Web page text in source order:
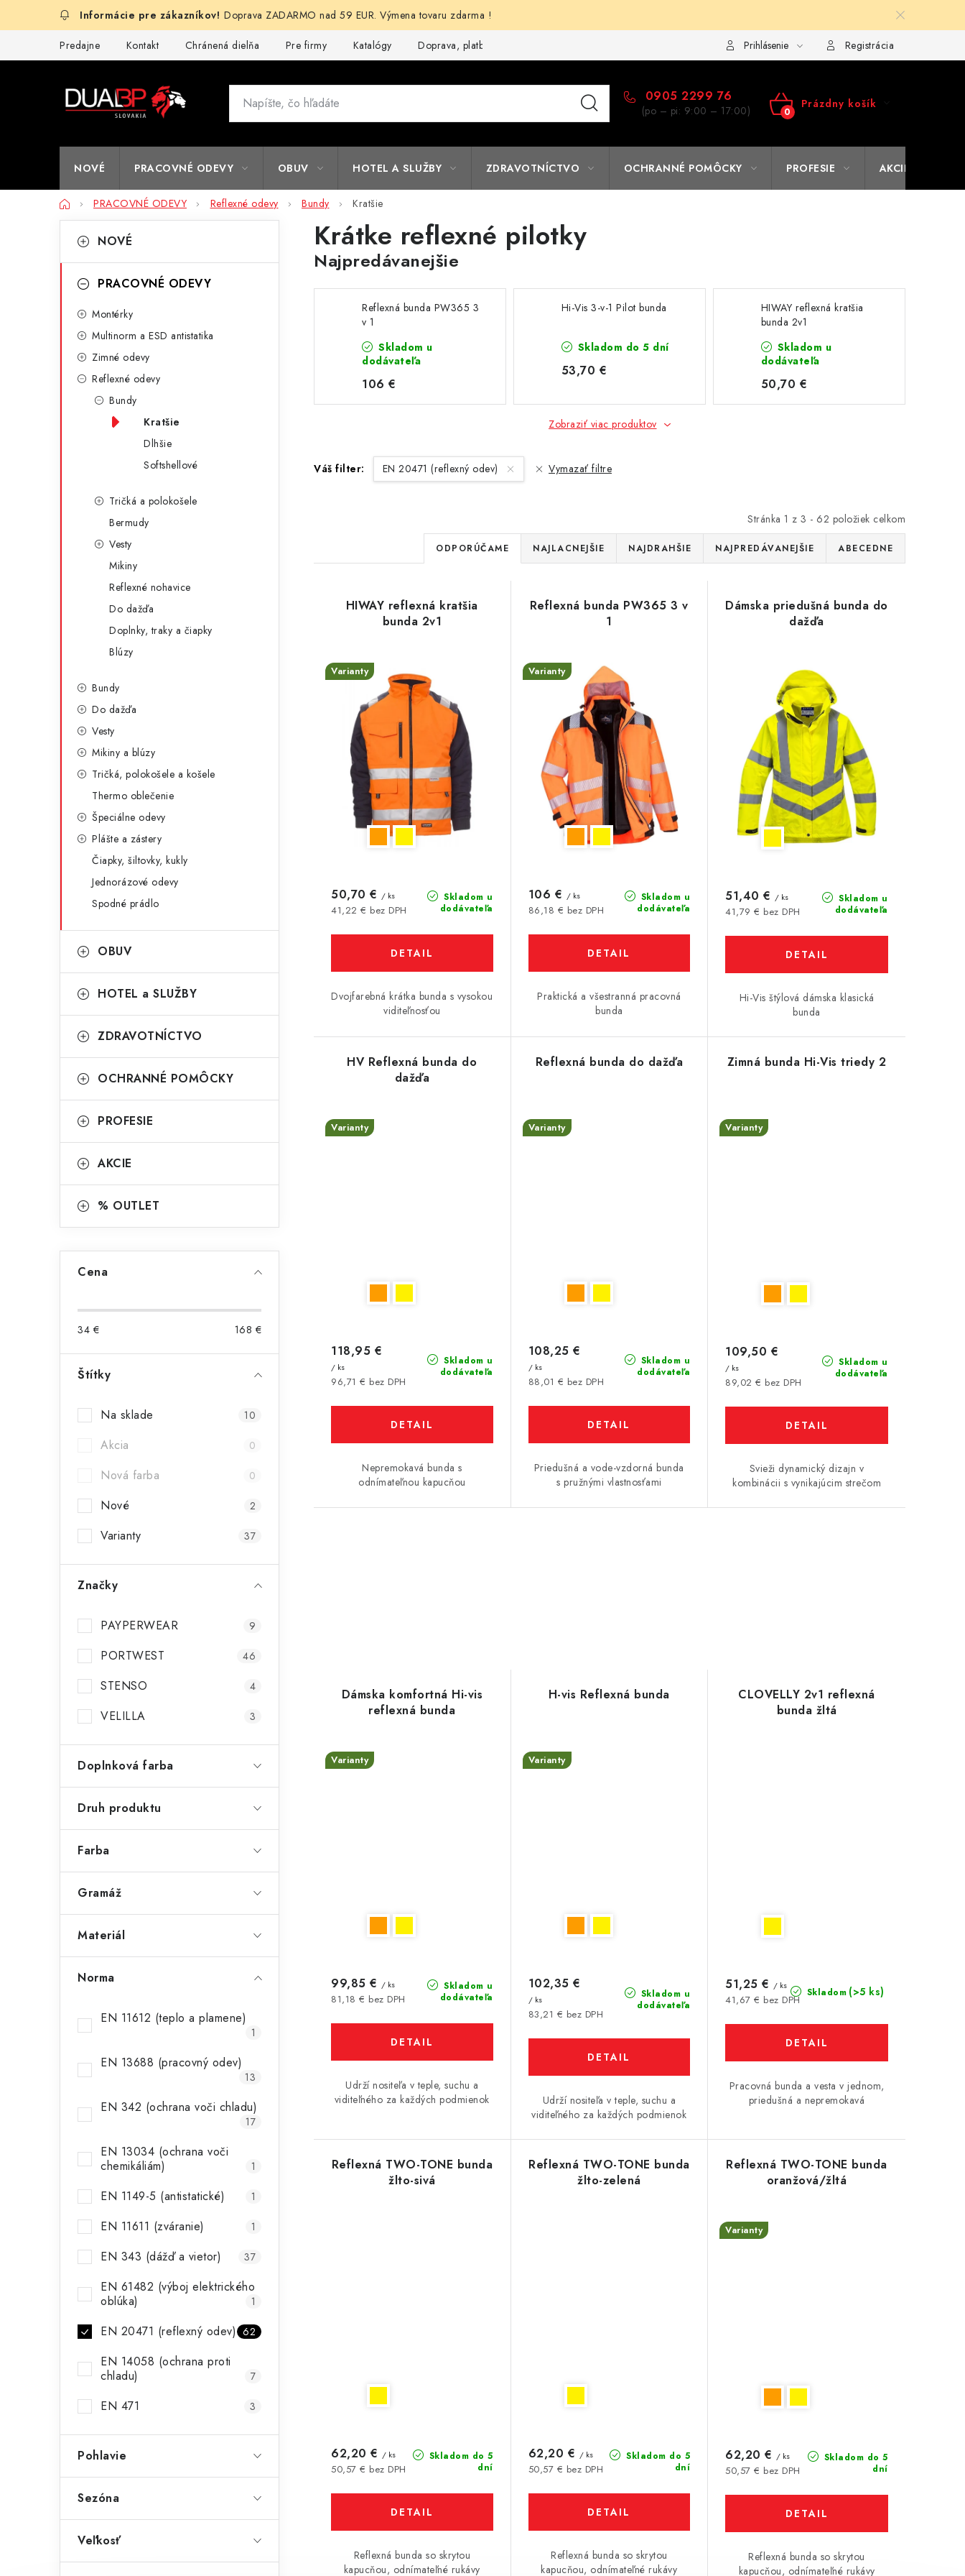
Doprava ZADARMO nad 59 EUR. Výmena tovaru zdarma !
Predajne Kontakt Chránená dielňa Pre firmy Katalógy Doprava, platba a zľavy Formulár na výmenu tovaru Kto sme Reklamačný poriadok
Prihlásenie Registrácia
0905 2299 76
(po – pi: 9:00 – 17:00)
NÁKUPNÝ
Prázdny košík
NOVÉ PRACOVNÉ ODEVY OBUV HOTEL A SLUŽBY ZDRAVOTNÍCTVO OCHRANNÉ POMÔCKY PROFESIE AKCIE
DomovPRACOVNÉ ODEVY Reflexné odevy Bundy Kratšie
okategórie
a
NOVÉ
PRACOVNÉ ODEVY
Montérky
Multinorm a ESD antistatika
Zimné odevy
Reflexné odevy
Bundy
Kratšie
Dlhšie
Softshellové
Tričká a polokošele
Bermudy
Vesty
Mikiny
Reflexné nohavice
Do dažďa
Doplnky, traky a čiapky
Blúzy
Bundy
Do dažďa
Vesty
Mikiny a blúzy
Tričká, polokošele a košele
Thermo oblečenie
Špeciálne odevy
Plášte a zástery
Čiapky, šiltovky, kukly
Jednorázové odevy
Spodné prádlo
OBUV
HOTEL a SLUŽBY
ZDRAVOTNÍCTVO
OCHRANNÉ POMÔCKY
PROFESIE
AKCIE
% OUTLET
Cena
34 € 168 €
Štítky
Na sklade 10
Akcia 0
Nová farba 0
Nové 2
Varianty 37
Značky
PAYPERWEAR 9
PORTWEST 46
STENSO 4
VELILLA 3
Doplnková farba
Druh produktu
Farba
Gramáž
Materiál
Norma
EN 11612 (teplo a plamene)
1
EN 13688 (pracovný odev)
13
EN 342 (ochrana voči chladu)
17
EN 13034 (ochrana voči
chemikáliám)
1
EN 1149-5 (antistatické) 1
EN 11611 (zváranie) 1
EN 343 (dážď a vietor) 37
EN 61482 (výboj elektrického
oblúka)
1
EN 20471 (reflexný odev) 62
EN 14058 (ochrana proti
chladu)
7
EN 471 3
Pohlavie
Sezóna
Veľkosť
Krátke reflexné pilotky
Najpredávanejšie
Reflexná bunda PW365 3
v 1
Skladom u
dodávateľa
106 €
Hi-Vis 3-v-1 Pilot bunda
Skladom do 5 dní
53,70 €
HIWAY reflexná kratšia
bunda 2v1
Skladom u
dodávateľa
50,70 €
Zobraziť viac produktov
Váš filter: EN 20471 (reflexný odev) Vymazať filtre
Stránka 1 z 3 - 62 položiek celkom
R
a
d
e
i
e
r
o
d
u
t
o
v
ODPORÚČAME NAJLACNEJŠIE NAJDRAHŠIE NAJPREDÁVANEJŠIE ABECEDNE
p
HIWAY reflexná kratšia
bunda 2v1
Varianty
Skladom u
dodávateľa
41,22 € bez DPH
50,70 € / ks
DETAIL
Dvojfarebná krátka bunda s vysokou
viditeľnosťou
Reflexná bunda PW365 3 v
1
Varianty
Skladom u
dodávateľa
86,18 € bez DPH
106 € / ks
DETAIL
Praktická a všestranná pracovná
bunda
Dámska priedušná bunda do
dažďa
Skladom u
dodávateľa
41,79 € bez DPH
51,40 € / ks
DETAIL
Hi-Vis štýlová dámska klasická
bunda
HV Reflexná bunda do
dažďa
Varianty
Skladom u
dodávateľa
96,71 € bez DPH
118,95 €
/ ks
DETAIL
Nepremokavá bunda s
odnímateľnou kapucňou
Reflexná bunda do dažďa
Varianty
Skladom u
dodávateľa
88,01 € bez DPH
108,25 €
/ ks
DETAIL
Priedušná a vode-vzdorná bunda
s pružnými vlastnosťami
Zimná bunda Hi-Vis triedy 2
Varianty
Skladom u
dodávateľa
89,02 € bez DPH
109,50 €
/ ks
DETAIL
Svieži dynamický dizajn v
kombinácii s vynikajúcim strečom
Dámska komfortná Hi-vis
reflexná bunda
Varianty
Skladom u
dodávateľa
81,18 € bez DPH
99,85 € / ks
DETAIL
Udrží nositeľa v teple, suchu a
viditeľného za každých podmienok
H-vis Reflexná bunda
Varianty
Skladom u
dodávateľa
83,21 € bez DPH
102,35 €
/ ks
DETAIL
Udrží nositeľa v teple, suchu a
viditeľného za každých podmienok
CLOVELLY 2v1 reflexná
bunda žltá
Skladom (>5 ks)
41,67 € bez DPH
51,25 € / ks
DETAIL
Pracovná bunda a vesta v jednom,
priedušná a nepremokavá
Reflexná TWO-TONE bunda
žlto-sivá
Skladom do 5
dní
50,57 € bez DPH
62,20 € / ks
DETAIL
Reflexná bunda so skrytou
kapucňou, odnímateľné rukávy
Reflexná TWO-TONE bunda
žlto-zelená
Skladom do 5
dní
50,57 € bez DPH
62,20 € / ks
DETAIL
Reflexná bunda so skrytou
kapucňou, odnímateľné rukávy
Reflexná TWO-TONE bunda
oranžová/žltá
Varianty
Skladom do 5
dní
50,57 € bez DPH
62,20 € / ks
DETAIL
Reflexná bunda so skrytou
kapucňou, odnímateľné rukávy